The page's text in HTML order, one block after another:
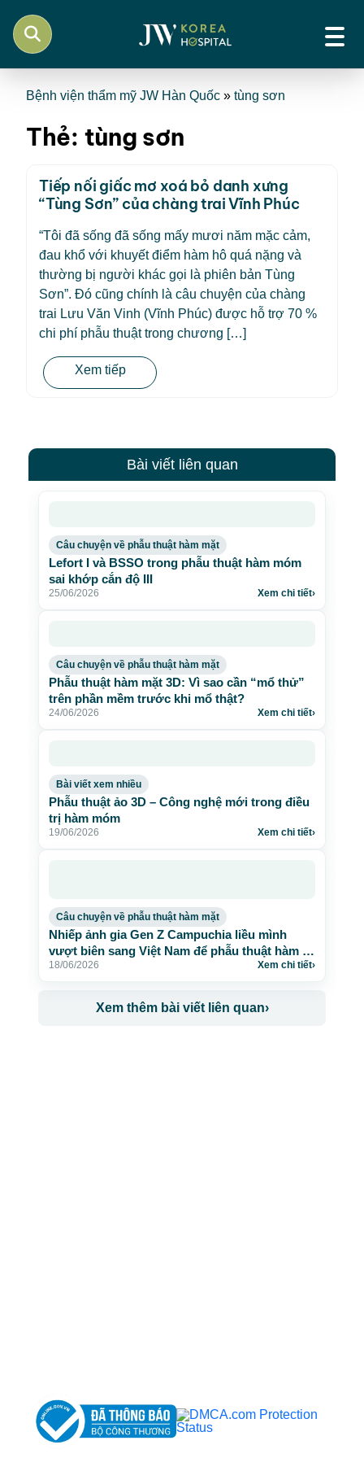
Bệnh viện thẩm mỹ JW Hàn Quốc » tùng sơn
Thẻ: tùng sơn
Tiếp nối giấc mơ xoá bỏ danh xưng
“Tùng Sơn” của chàng trai Vĩnh Phúc
“Tôi đã sống đã sống mấy mươi năm mặc cảm,
đau khổ với khuyết điểm hàm hô quá nặng và
thường bị người khác gọi là phiên bản Tùng
Sơn”. Đó cũng chính là câu chuyện của chàng
trai Lưu Văn Vinh (Vĩnh Phúc) được hỗ trợ 70 %
chi phí phẫu thuật trong chương […]
Xem tiếp
Bài viết liên quan
Câu chuyện về phẫu thuật hàm mặt
Lefort I và BSSO trong phẫu thuật hàm móm
sai khớp cắn độ III
25/06/2026 Xem chi tiết›
Câu chuyện về phẫu thuật hàm mặt
Phẫu thuật hàm mặt 3D: Vì sao cần “mổ thử”
trên phần mềm trước khi mổ thật?
24/06/2026 Xem chi tiết›
Bài viết xem nhiều
Phẫu thuật ảo 3D – Công nghệ mới trong điều
trị hàm móm
19/06/2026 Xem chi tiết›
Câu chuyện về phẫu thuật hàm mặt
Nhiếp ảnh gia Gen Z Campuchia liều mình
vượt biên sang Việt Nam để phẫu thuật hàm 2
lần
18/06/2026 Xem chi tiết›
Xem thêm bài viết liên quan›